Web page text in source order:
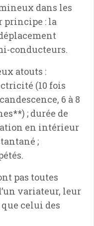
dans les
principe : la
conducteurs.
atouts :
(10 fois
6 à 8
) ; durée de
en intérieur
;
pas toutes
variateur, leur
celui des